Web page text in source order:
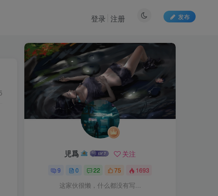
发布
登录 注册
児爲 关注
9 0 22 75 1693
这家伙很懒，什么都没有写...